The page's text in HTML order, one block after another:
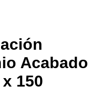
Acabado
150